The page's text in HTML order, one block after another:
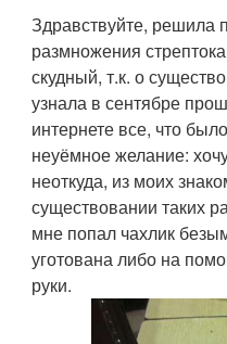
Здравствуйте, решила
размножения
скудный, т.к. о
узнала в сентябре
интернете все, что
неуёмное желание:
неоткуда, из моих
существовании таких
мне попал чахлик
уготована либо на
руки.